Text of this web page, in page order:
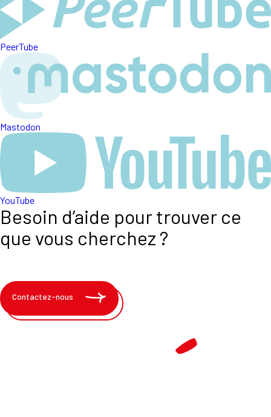
PeerTube
Mastodon
YouTube
Besoin d’aide pour trouver ce
que vous cherchez ?
Contactez-nous